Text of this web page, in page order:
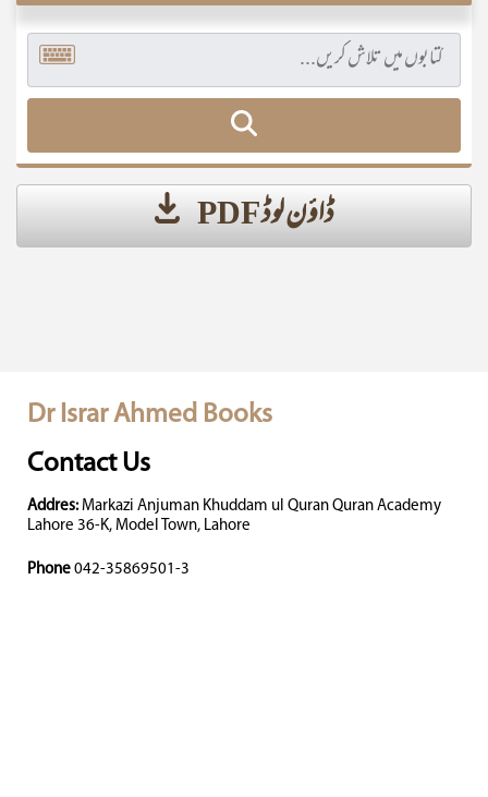
ڈاؤن لوڈ PDF
Dr Israr Ahmed Books
Contact Us
Addres: Markazi Anjuman Khuddam ul Quran Quran Academy
Lahore 36-K, Model Town, Lahore
Phone 042-35869501-3